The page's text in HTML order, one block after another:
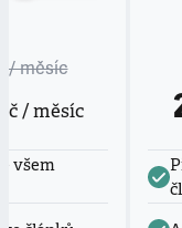
/ měsíc
/ měsíc
všem